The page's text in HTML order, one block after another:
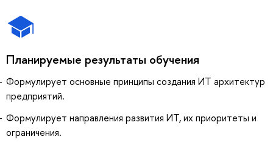
Планируемые результаты обучения
Формулирует основные принципы создания ИТ архитектур
предприятий.
Формулирует направления развития ИТ, их приоритеты и
ограничения.